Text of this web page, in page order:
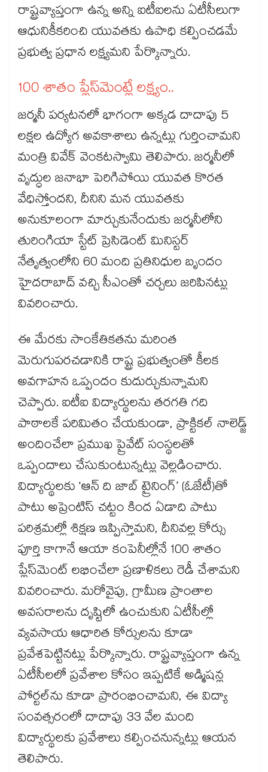
రాష్ట్రవ్యాప్తంగా ఉన్న అన్ని ఐటీఐలను ఏటీసీలుగా
ఆధునికీకరించి యువతకు ఉపాధి కల్పించడమే
ప్రభుత్వ ప్రధాన లక్ష్యమని పేర్కొన్నారు.
100 శాతం ప్లేస్‌‌‌‌మెంట్లే లక్ష్యం..
జర్మనీ పర్యటనలో భాగంగా అక్కడ దాదాపు 5
లక్షల ఉద్యోగ అవకాశాలు ఉన్నట్లు గుర్తించామని
మంత్రి వివేక్ వెంకటస్వామి తెలిపారు. జర్మనీలో
వృద్ధుల జనాభా పెరిగిపోయి యువత కొరత
వేధిస్తోందని, దీనిని మన యువతకు
అనుకూలంగా మార్చుకునేందుకు జర్మనీలోని
తురింగియా స్టేట్ ప్రెసిడెంట్ మినిస్టర్
నేతృత్వంలోని 60 మంది ప్రతినిధుల బృందం
హైదరాబాద్ వచ్చి సీఎంతో చర్చలు జరిపినట్లు
వివరించారు.
ఈ మేరకు సాంకేతికతను మరింత
మెరుగుపరచడానికి రాష్ట్ర ప్రభుత్వంతో కీలక
అవగాహన ఒప్పందం కుదుర్చుకున్నామని
చెప్పారు. ఐటీఐ విద్యార్థులను తరగతి గది
పాఠాలకే పరిమితం చేయకుండా, ప్రాక్టికల్ నాలెడ్జ్
అందించేలా ప్రముఖ ప్రైవేట్ సంస్థలతో
ఒప్పందాలు చేసుకుంటున్నట్లు వెల్లడించారు.
విద్యార్థులకు ‘ఆన్ ది జాబ్ ట్రైనింగ్’ (ఓజేటీ)తో
పాటు అప్రెంటిస్ చట్టం కింద ఏడాది పాటు
పరిశ్రమల్లో శిక్షణ ఇప్పిస్తామని, దీనివల్ల కోర్సు
పూర్తి కాగానే ఆయా కంపెనీల్లోనే 100 శాతం
ప్లేస్‌‌‌‌మెంట్ లభించేలా ప్రణాళికలు రెడీ చేశామని
వివరించారు. మరోవైపు, గ్రామీణ ప్రాంతాల
అవసరాలను దృష్టిలో ఉంచుకుని ఏటీసీల్లో
వ్యవసాయ ఆధారిత కోర్సులను కూడా
ప్రవేశపెట్టినట్లు పేర్కొన్నారు. రాష్ట్రవ్యాప్తంగా ఉన్న
ఏటీసీలలో ప్రవేశాల కోసం ఇప్పటికే అడ్మిషన్ల
పోర్టల్‌‌‌‌ను కూడా ప్రారంభించామని, ఈ విద్యా
సంవత్సరంలో దాదాపు 33 వేల మంది
విద్యార్థులకు ప్రవేశాలు కల్పించనున్నట్లు ఆయన
తెలిపారు.